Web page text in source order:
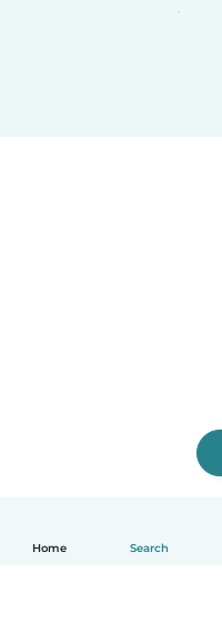
Home Search
Pamplona